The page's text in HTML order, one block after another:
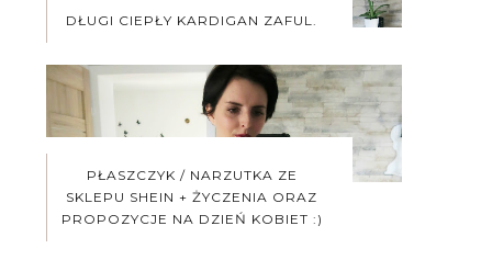
DŁUGI CIEPŁY KARDIGAN ZAFUL.
PŁASZCZYK / NARZUTKA ZE
SKLEPU SHEIN + ŻYCZENIA ORAZ
PROPOZYCJE NA DZIEŃ KOBIET :)